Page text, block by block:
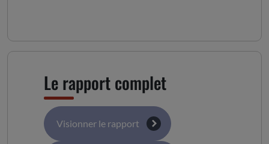
Le rapport complet
Visionner le rapport